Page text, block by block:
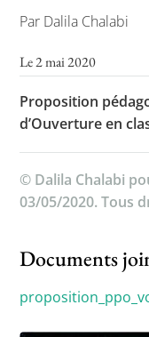
Par Dalila Chalabi
Le 2 mai 2020
Proposition
d’Ouverture en
© Dalila Chalabi
03/05/2020. Tous
Documents